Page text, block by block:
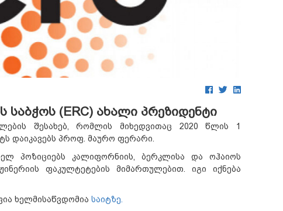
(ERC) ახალი პრეზიდენტი
შესახებ, რომლის მიხედვითაც 2020 წლის 1
დაიკავებს პროფ. მაურო ფერარი.
პოზიციებს კალიფორნიის, ბერკლისა და ოჰაიოს
ფაკულტეტების მიმართულებით. იგი იქნება
ხელმისაწვდომია საიტზე.